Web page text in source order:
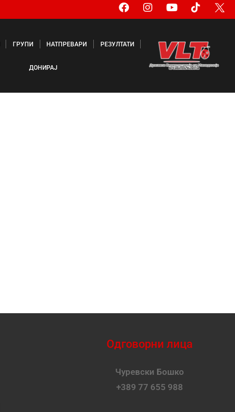
ГРУПИ НАТПРЕВАРИ РЕЗУЛТАТИ
ДОНИРАЈ
Одговорни лица
Чуревски Бошко
+389 77 655 988